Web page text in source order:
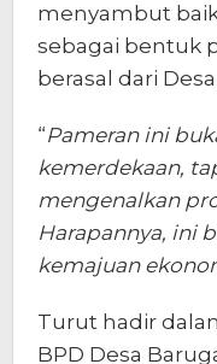
menyambut
sebagai bentuk
berasal dari
“Pameran ini
kemerdekaan,
mengenalkan
Harapannya, ini
kemajuan
Turut hadir
BPD Desa